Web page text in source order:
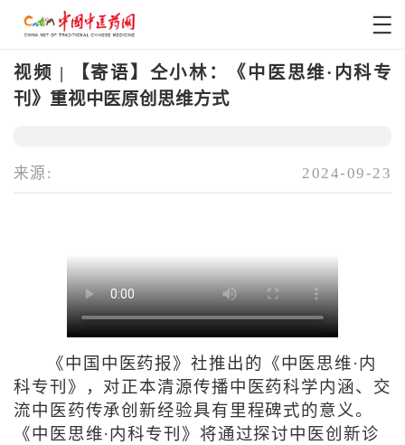
视频 | 【寄语】仝小林：《中医思维·内科专
刊》重视中医原创思维方式
来源: 2024-09-23
《中国中医药报》社推出的《中医思维·内
科专刊》，对正本清源传播中医药科学内涵、交
流中医药传承创新经验具有里程碑式的意义。
《中医思维·内科专刊》将通过探讨中医创新诊